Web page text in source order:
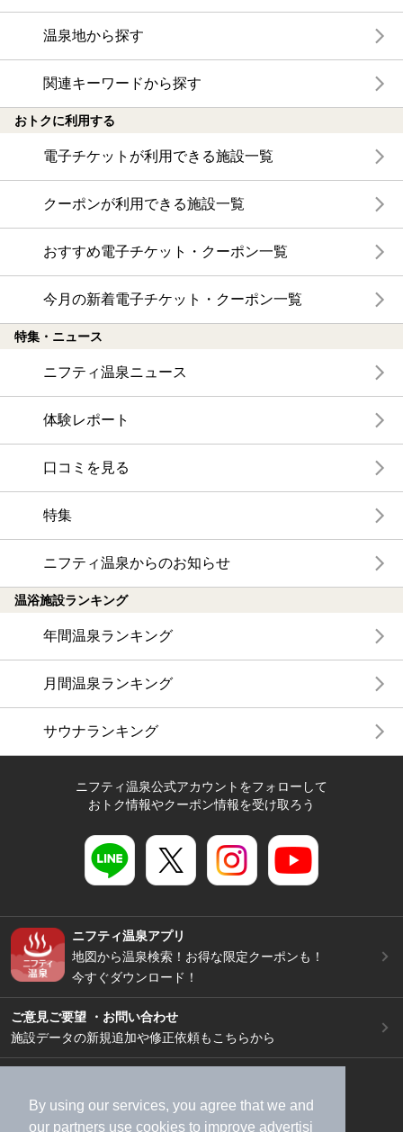
By using our services, you agree that we and
our partners use cookies to improve advertisi
温泉地から探す
関連キーワードから探す
おトクに利用する
電子チケットが利用できる施設一覧
クーポンが利用できる施設一覧
おすすめ電子チケット・クーポン一覧
今月の新着電子チケット・クーポン一覧
特集・ニュース
ニフティ温泉ニュース
体験レポート
口コミを見る
特集
ニフティ温泉からのお知らせ
温浴施設ランキング
年間温泉ランキング
月間温泉ランキング
サウナランキング
ニフティ温泉公式アカウントをフォローして
おトク情報やクーポン情報を受け取ろう
ニフティ温泉アプリ
地図から温泉検索！お得な限定クーポンも！
今すぐダウンロード！
ご意見ご要望 ・お問い合わせ
施設データの新規追加や修正依頼もこちらから
加盟店募集（資料請求）
広告出稿のご案内
利用規約
ライフスタイルMEMBERS+規約